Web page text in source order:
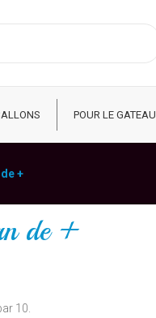
POUR LE GATEAU
+
de +
10.